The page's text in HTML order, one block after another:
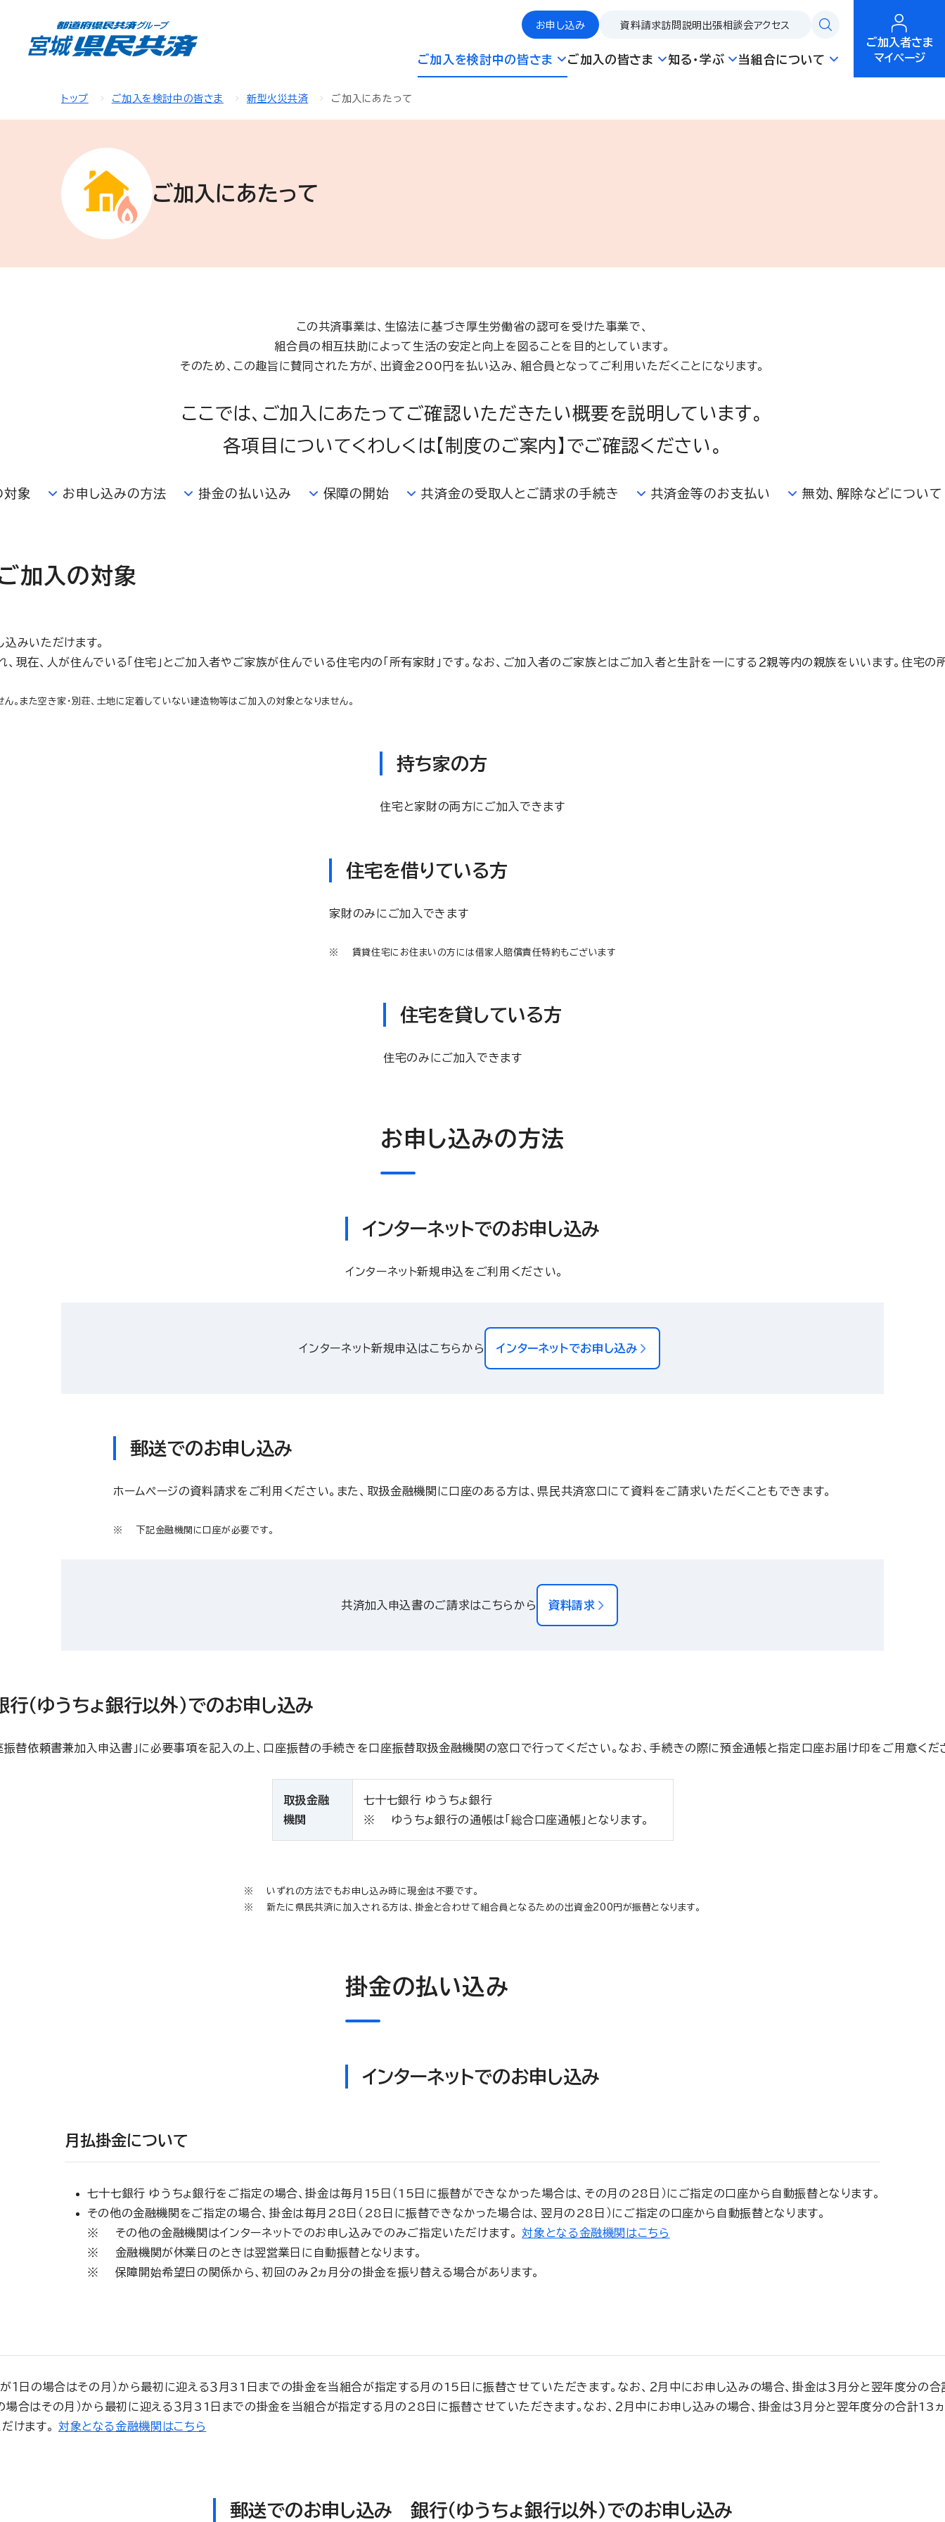
お申し込み 資料請求訪問説明 出張相談会アクセス
ご加入を検討中の皆さま ご加入の皆さま 知る・学ぶ 当組合について
ご加入者さま
マイページ
トップ ご加入を検討中の皆さま 新型火災共済 ご加入にあたって
ご加入にあたって
この共済事業は、生協法に基づき厚生労働省の認可を受けた事業で、
組合員の相互扶助によって生活の安定と向上を図ることを目的としています。
そのため、この趣旨に賛同された方が、出資金200円を払い込み、組合員となってご利用いただくことになります。
ここでは、ご加入にあたってご確認いただきたい概要を説明しています。
各項目についてくわしくは【制度のご案内】でご確認ください。
対象 お申し込みの方法 掛金の払い込み 保障の開始 共済金の受取人とご請求の手続き 共済金等のお支払い 無効、解除などについて
加入の対象
みいただけます。
現在、人が住んでいる「住宅」とご加入者やご家族が住んでいる住宅内の「所有家財」です。なお、ご加入者のご家族とはご加入者と生計を一にする２親等内の親族をいいます。住宅
また空き家・別荘、土地に定着していない建造物等はご加入の対象となりません。
持ち家の方
住宅と家財の両方にご加入できます
住宅を借りている方
家財のみにご加入できます
賃貸住宅にお住まいの方には借家人賠償責任特約もございます
住宅を貸している方
住宅のみにご加入できます
お申し込みの方法
インターネットでのお申し込み
インターネット新規申込をご利用ください。
インターネット新規申込はこちらから インターネットでお申し込み
郵送でのお申し込み
ホームページの資料請求をご利用ください。また、取扱金融機関に口座のある方は、県民共済窓口にて資料をご請求いただくこともできます。
下記金融機関に口座が必要です。
共済加入申込書のご請求はこちらから 資料請求
行（ゆうちょ銀行以外）でのお申し込み
振替依頼書兼加入申込書」に必要事項を記入の上、口座振替の手続きを口座振替取扱金融機関の窓口で行ってください。なお、手続きの際に預金通帳と指定口座お届け印をご用意くだ
取扱金融
機関
七十七銀行 ゆうちょ銀行
ゆうちょ銀行の通帳は「総合口座通帳」となります。
いずれの方法でもお申し込み時に現金は不要です。
新たに県民共済に加入される方は、掛金と合わせて組合員となるための出資金200円が振替となります。
掛金の払い込み
インターネットでのお申し込み
月払掛金について
七十七銀行 ゆうちょ銀行をご指定の場合、掛金は毎月15日（15日に振替ができなかった場合は、その月の28日）にご指定の口座から自動振替となります。
その他の金融機関をご指定の場合、掛金は毎月28日（28日に振替できなかった場合は、翌月の28日）にご指定の口座から自動振替となります。
その他の金融機関はインターネットでのお申し込みでのみご指定いただけます。対象となる金融機関はこちら
金融機関が休業日のときは翌営業日に自動振替となります。
保障開始希望日の関係から、初回のみ２ヵ月分の掛金を振り替える場合があります。
日の場合はその月）から最初に迎える３月31日までの掛金を当組合が指定する月の15日に振替させていただきます。なお、２月中にお申し込みの場合、掛金は３月分と翌年度分の
合はその月）から最初に迎える３月31日までの掛金を当組合が指定する月の28日に振替させていただきます。なお、２月中にお申し込みの場合、掛金は３月分と翌年度分の合計13
けます。 対象となる金融機関はこちら
郵送でのお申し込み 銀行(ゆうちょ銀行以外)でのお申し込み